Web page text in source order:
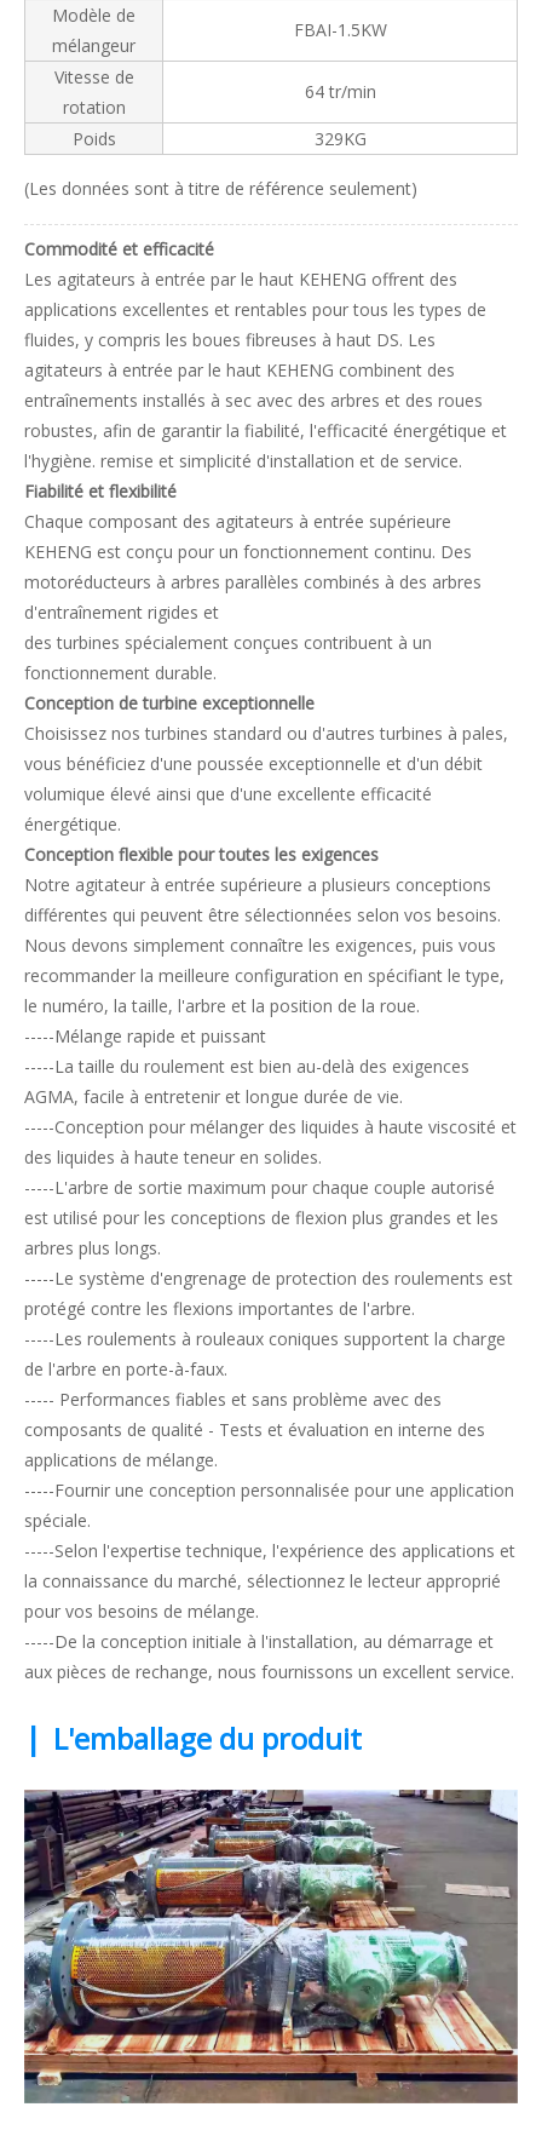
Modèle de
mélangeur
FBAI-1.5KW
Vitesse de
rotation
64 tr/min
Poids 329KG
(Les données sont à titre de référence seulement)
Commodité et efficacité
Les agitateurs à entrée par le haut KEHENG offrent des
applications excellentes et rentables pour tous les types de
fluides, y compris les boues fibreuses à haut DS. Les
agitateurs à entrée par le haut KEHENG combinent des
entraînements installés à sec avec des arbres et des roues
robustes, afin de garantir la fiabilité, l'efficacité énergétique et
l'hygiène. remise et simplicité d'installation et de service.
Fiabilité et flexibilité
Chaque composant des agitateurs à entrée supérieure
KEHENG est conçu pour un fonctionnement continu. Des
motoréducteurs à arbres parallèles combinés à des arbres
d'entraînement rigides et
des turbines spécialement conçues contribuent à un
fonctionnement durable.
Conception de turbine exceptionnelle
Choisissez nos turbines standard ou d'autres turbines à pales,
vous bénéficiez d'une poussée exceptionnelle et d'un débit
volumique élevé ainsi que d'une excellente efficacité
énergétique.
Conception flexible pour toutes les exigences
Notre agitateur à entrée supérieure a plusieurs conceptions
différentes qui peuvent être sélectionnées selon vos besoins.
Nous devons simplement connaître les exigences, puis vous
recommander la meilleure configuration en spécifiant le type,
le numéro, la taille, l'arbre et la position de la roue.
-----Mélange rapide et puissant
-----La taille du roulement est bien au-delà des exigences
AGMA, facile à entretenir et longue durée de vie.
-----Conception pour mélanger des liquides à haute viscosité et
des liquides à haute teneur en solides.
-----L'arbre de sortie maximum pour chaque couple autorisé
est utilisé pour les conceptions de flexion plus grandes et les
arbres plus longs.
-----Le système d'engrenage de protection des roulements est
protégé contre les flexions importantes de l'arbre.
-----Les roulements à rouleaux coniques supportent la charge
de l'arbre en porte-à-faux.
----- Performances fiables et sans problème avec des
composants de qualité - Tests et évaluation en interne des
applications de mélange.
-----Fournir une conception personnalisée pour une application
spéciale.
-----Selon l'expertise technique, l'expérience des applications et
la connaissance du marché, sélectionnez le lecteur approprié
pour vos besoins de mélange.
-----De la conception initiale à l'installation, au démarrage et
aux pièces de rechange, nous fournissons un excellent service.
| L'emballage du produit